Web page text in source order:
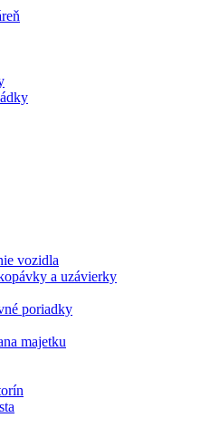
vozidla
a uzávierky
poriadky
majetku